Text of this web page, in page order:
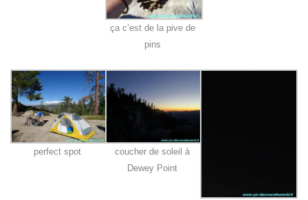
ça c’est de la pive de
pins
perfect spot
coucher de soleil à
Dewey Point